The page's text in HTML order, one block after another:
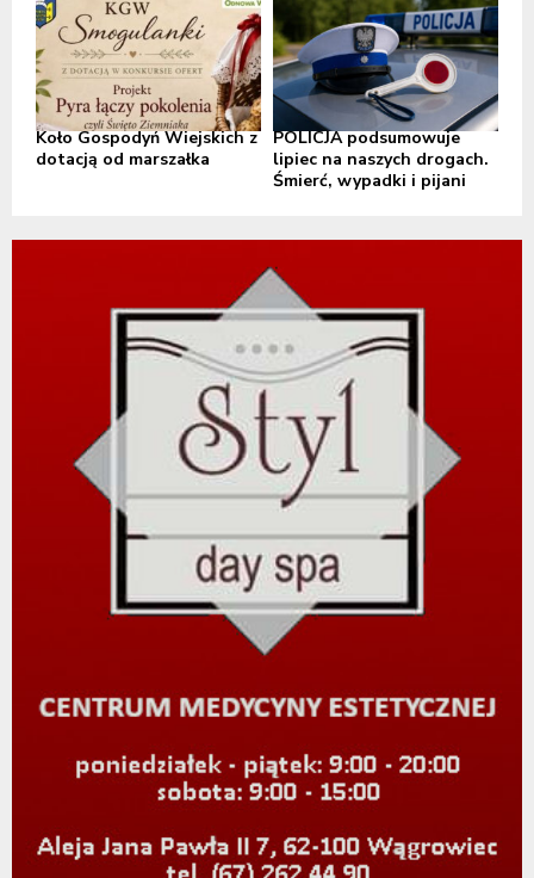
Koło Gospodyń Wiejskich z
dotacją od marszałka
POLICJA podsumowuje
lipiec na naszych drogach.
Śmierć, wypadki i pijani